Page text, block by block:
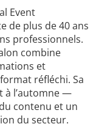
Event
de plus de 40 ans
professionnels.
combine
et
réfléchi. Sa
à l’automne —
contenu et un
du secteur.